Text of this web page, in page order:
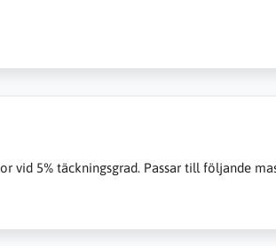
vid 5% täckningsgrad. Passar till följande